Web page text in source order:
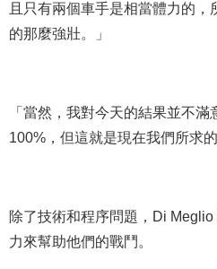
且只有兩個車手是相當體力的，
的那麼強壯。」
「當然，我對今天的結果並不
100%，但這就是現在我們所求的
除了技術和程序問題，Di
力來幫助他們的戰鬥。